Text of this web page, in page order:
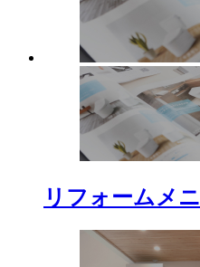
リフォームメ